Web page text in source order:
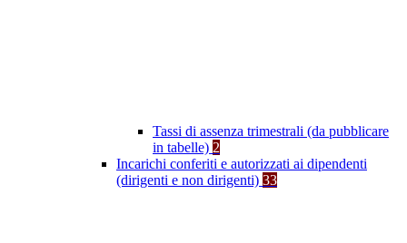
Tassi di assenza trimestrali (da pubblicare
in tabelle) 2
Incarichi conferiti e autorizzati ai dipendenti
(dirigenti e non dirigenti) 33